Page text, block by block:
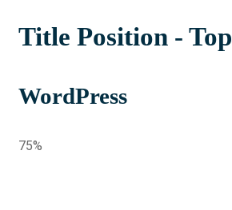
Title Position - Top
WordPress
75%